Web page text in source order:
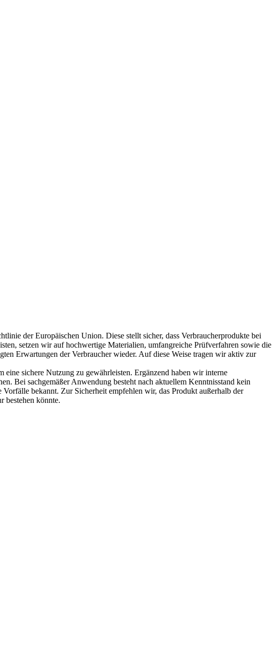
der Europäischen Union. Diese stellt sicher, dass Verbraucherprodukte bei
setzen wir auf hochwertige Materialien, umfangreiche Prüfverfahren sowie die
Erwartungen der Verbraucher wieder. Auf diese Weise tragen wir aktiv zur
sichere Nutzung zu gewährleisten. Ergänzend haben wir interne
Bei sachgemäßer Anwendung besteht nach aktuellem Kenntnisstand kein
bekannt. Zur Sicherheit empfehlen wir, das Produkt außerhalb der
bestehen könnte.